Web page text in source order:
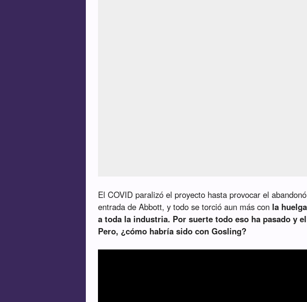
El COVID paralizó el proyecto hasta provocar el
entrada de Abbott, y todo se torció aun más con la
a toda la industria. Por suerte todo eso ha pasado y
Pero, ¿cómo habría sido con Gosling?